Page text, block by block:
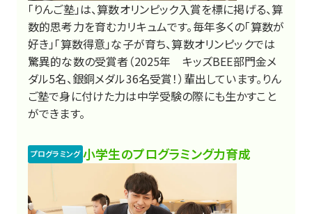
「りんご塾」は、算数オリンピック入賞を標に掲げる、算
数的思考力を育むカリキュムです。毎年多くの「算数が
好き」「算数得意」な子が育ち、算数オリンピックでは
驚異的な数の受賞者（2025年 キッズBEE部門金メ
ダル5名、銀銅メダル36名受賞！）輩出しています。りん
ご塾で身に付けた力は中学受験の際にも生かすこと
ができます。
プログラミング 小学生のプログラミング力育成